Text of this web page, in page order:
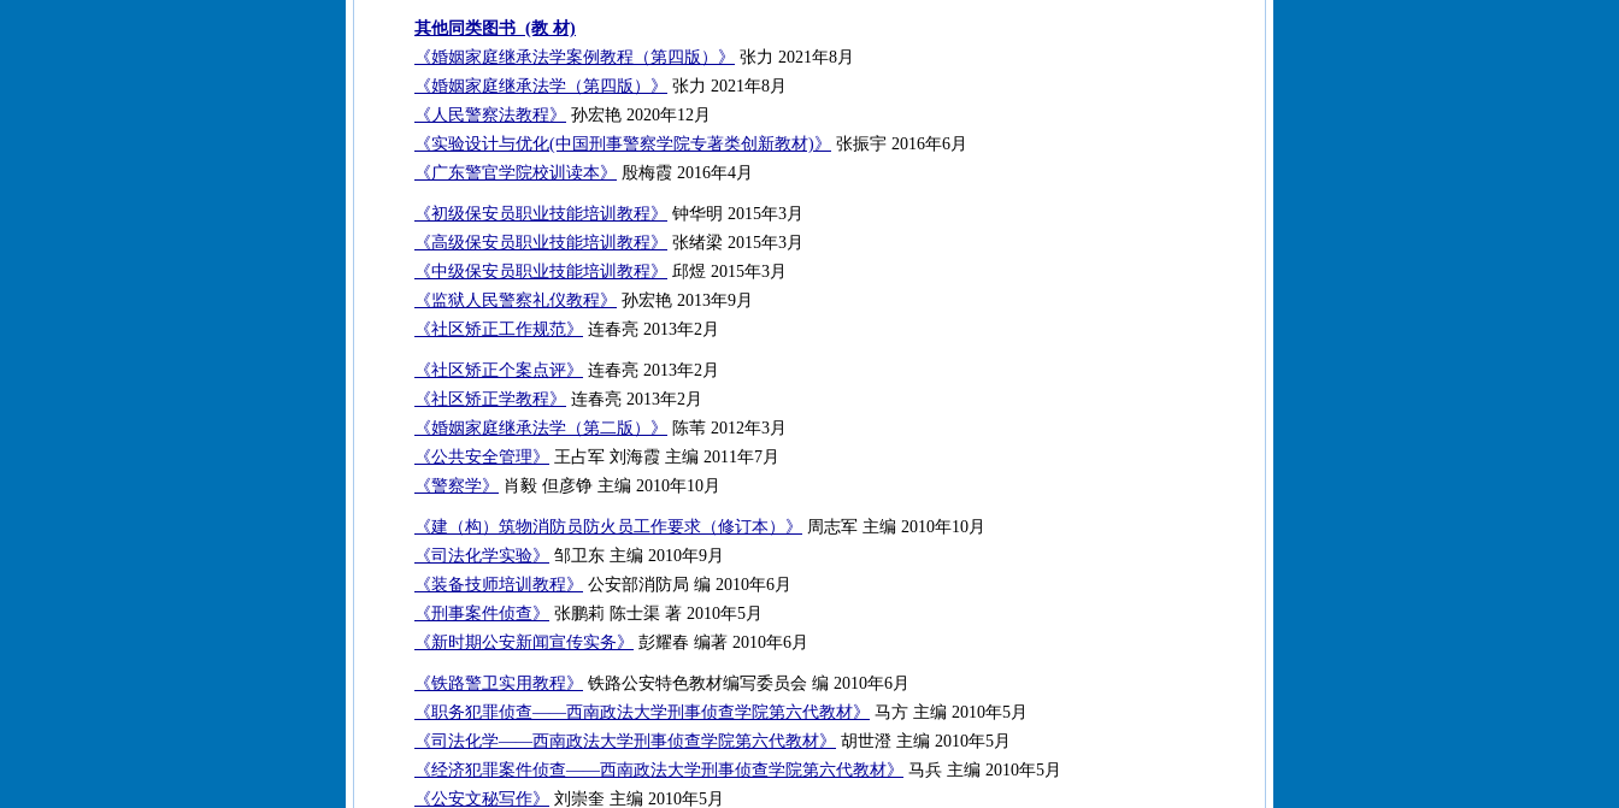
其他同类图书 (教 材)
《婚姻家庭继承法学案例教程（第四版）》
张力 2021年8月
《婚姻家庭继承法学（第四版）》
张力 2021年8月
《人民警察法教程》
孙宏艳 2020年12月
《实验设计与优化(中国刑事警察学院专著类创新教材)》
张振宇 2016年6月
《广东警官学院校训读本》
殷梅霞 2016年4月
《初级保安员职业技能培训教程》
钟华明 2015年3月
《高级保安员职业技能培训教程》
张绪梁 2015年3月
《中级保安员职业技能培训教程》
邱煜 2015年3月
《监狱人民警察礼仪教程》
孙宏艳 2013年9月
《社区矫正工作规范》
连春亮 2013年2月
《社区矫正个案点评》
连春亮 2013年2月
《社区矫正学教程》
连春亮 2013年2月
《婚姻家庭继承法学（第二版）》
陈苇 2012年3月
《公共安全管理》
王占军 刘海霞 主编 2011年7月
《警察学》
肖毅 但彦铮 主编 2010年10月
《建（构）筑物消防员防火员工作要求（修订本）》
周志军 主编 2010年10月
《司法化学实验》
邹卫东 主编 2010年9月
《装备技师培训教程》
公安部消防局 编 2010年6月
《刑事案件侦查》
张鹏莉 陈士渠 著 2010年5月
《新时期公安新闻宣传实务》
彭耀春 编著 2010年6月
《铁路警卫实用教程》
铁路公安特色教材编写委员会 编 2010年6月
《职务犯罪侦查——西南政法大学刑事侦查学院第六代教材》
马方 主编 2010年5月
《司法化学——西南政法大学刑事侦查学院第六代教材》
胡世澄 主编 2010年5月
《经济犯罪案件侦查——西南政法大学刑事侦查学院第六代教材》
马兵 主编 2010年5月
《公安文秘写作》
刘崇奎 主编 2010年5月